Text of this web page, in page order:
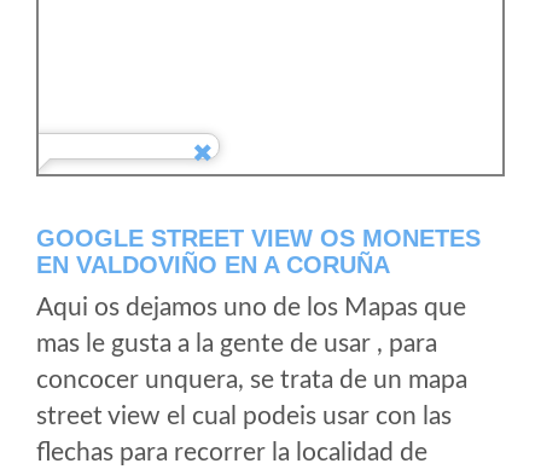
GOOGLE STREET VIEW OS MONETES
EN VALDOVIÑO EN A CORUÑA
Aqui os dejamos uno de los Mapas que
mas le gusta a la gente de usar , para
concocer unquera, se trata de un mapa
street view el cual podeis usar con las
flechas para recorrer la localidad de